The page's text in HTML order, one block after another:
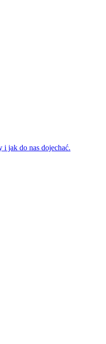
i jak do nas dojechać.